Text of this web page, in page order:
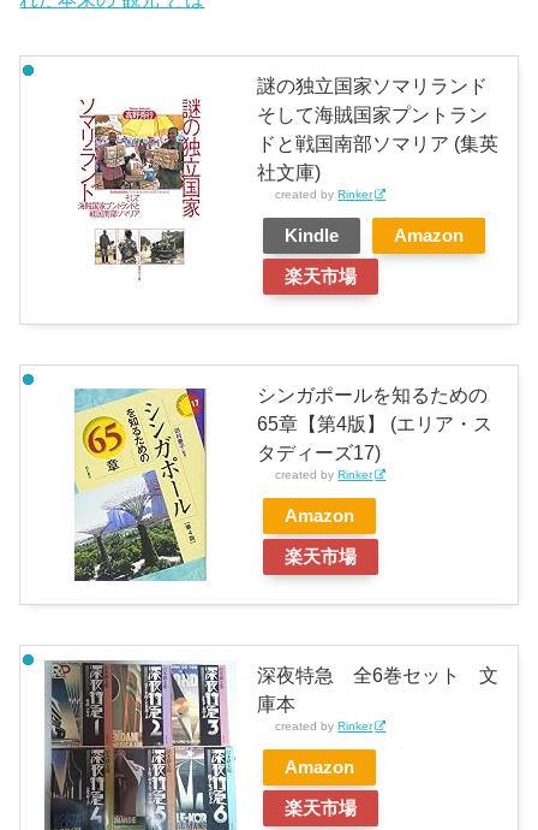
謎の独立国家ソマリランド
そして海賊国家プントラン
ドと戦国南部ソマリア (集英
社文庫)
created byRinker
Kindle Amazon
楽天市場
シンガポールを知るための
65章【第4版】 (エリア・ス
タディーズ17)
created byRinker
Amazon
楽天市場
深夜特急 全6巻セット 文
庫本
created byRinker
Amazon
楽天市場